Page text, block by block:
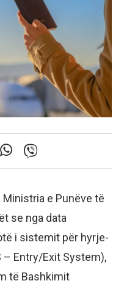
Ministria e Punëve të
se nga data
i sistemit për hyrje-
– Entry/Exit System),
të Bashkimit